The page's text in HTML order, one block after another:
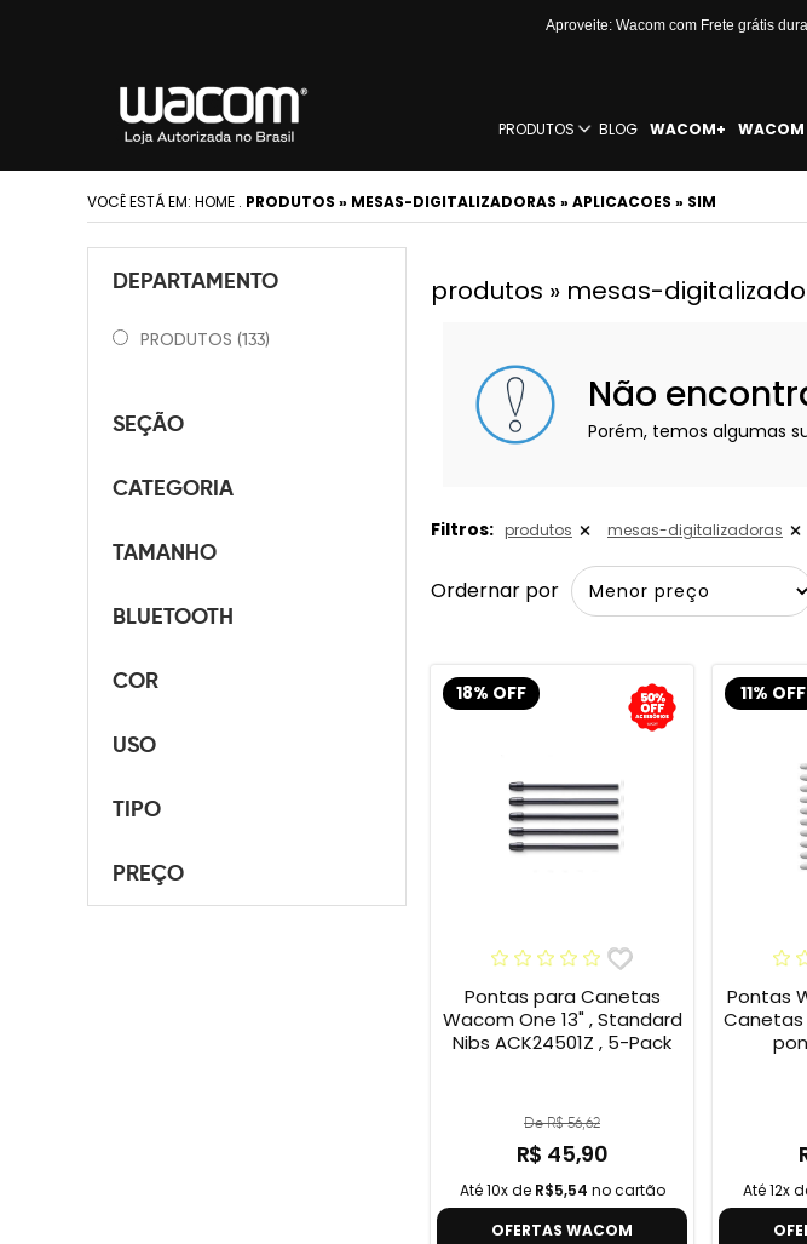
Aproveite: Wacom com Frete grátis
PRODUTOS BLOG WACOM+ WACOM
VOCÊ ESTÁ EM: HOME . PRODUTOS » MESAS-DIGITALIZADORAS » APLICACOES » SIM
DEPARTAMENTO
PRODUTOS (133)
SEÇÃO
CATEGORIA
TAMANHO
BLUETOOTH
COR
USO
TIPO
PREÇO
produtos » mesas-
Não
Porém, temos algumas
Filtros: produtos mesas-digitalizadoras
Ordernar por
18% OFF
Pontas para Canetas
Wacom One 13" , Standard
Nibs ACK24501Z , 5-Pack
De R$ 56,62
R$ 45,90
Até 10x de R$5,54 no cartão
OFERTAS WACOM
11% OFF
Pontas
Canetas
Até 12x